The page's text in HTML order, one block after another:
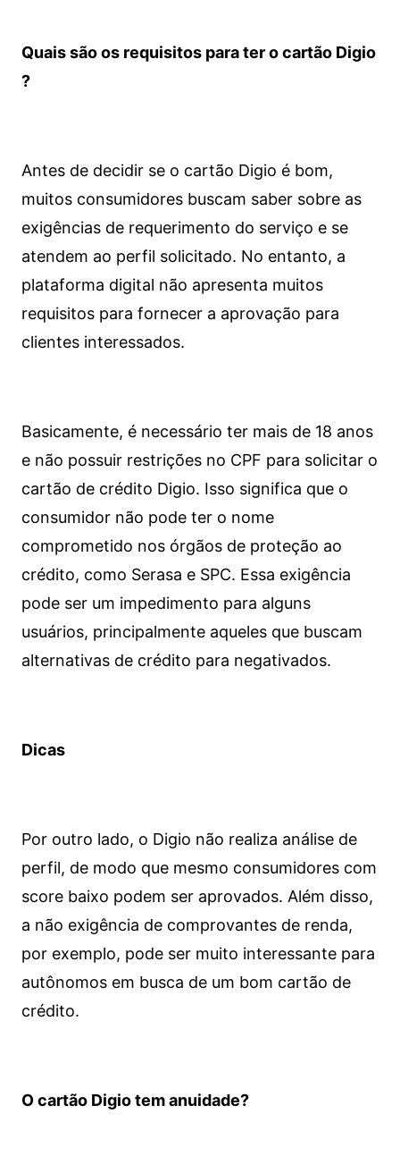
Quais são os requisitos para ter o cartão Digio
?
Antes de decidir se o cartão Digio é bom,
muitos consumidores buscam saber sobre as
exigências de requerimento do serviço e se
atendem ao perfil solicitado. No entanto, a
plataforma digital não apresenta muitos
requisitos para fornecer a aprovação para
clientes interessados.
Basicamente, é necessário ter mais de 18 anos
e não possuir restrições no CPF para solicitar o
cartão de crédito Digio. Isso significa que o
consumidor não pode ter o nome
comprometido nos órgãos de proteção ao
crédito, como Serasa e SPC. Essa exigência
pode ser um impedimento para alguns
usuários, principalmente aqueles que buscam
alternativas de crédito para negativados.
Dicas
Por outro lado, o Digio não realiza análise de
perfil, de modo que mesmo consumidores com
score baixo podem ser aprovados. Além disso,
a não exigência de comprovantes de renda,
por exemplo, pode ser muito interessante para
autônomos em busca de um bom cartão de
crédito.
O cartão Digio tem anuidade?